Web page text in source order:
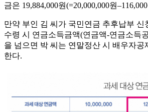
금은 19,884,000원(=20,000,000원
만약 부인 김 씨가 국민연금 추후납부 신
수령 시 연금소득금액(연금액-연금소득
을 넘으면 박 씨는 연말정산 시 배우자공
한다.